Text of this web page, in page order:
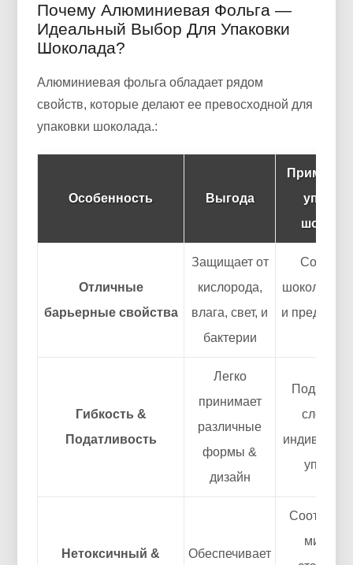
Почему Алюминиевая Фольга —
Идеальный Выбор Для Упаковки
Шоколада?
Алюминиевая фольга обладает рядом
свойств, которые делают ее превосходной для
упаковки шоколада.:
Особенность Выгода
Отличные
барьерные свойства
Защищает от
кислорода,
влага, свет, и
бактерии
шоколад
и
Гибкость &
Податливость
Легко
принимает
различные
формы &
дизайн
Подходит
Нетоксичный & Обеспечивает